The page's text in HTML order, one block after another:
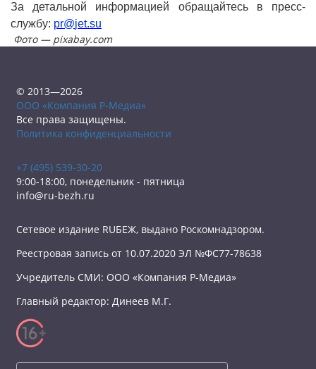
За детальной информацией обращайтесь в пресс-
службу: pr@jet.su
Фото — pixabay.com
© 2013—2026
ООО «Компания Р-Медиа»
Все права защищены.
Политика конфиденциальности
+7 (495) 539-30-20
9:00-18:00, понедельник - пятница
info@ru-bezh.ru
Сетевое издание RUБЕЖ, выдано Роскомнадзором.
Реестровая запись от 10.07.2020 ЭЛ №ФС77-78638
Учредитель СМИ: ООО «Компания Р-Медиа»
Главный редактор: Динеев М.Г.